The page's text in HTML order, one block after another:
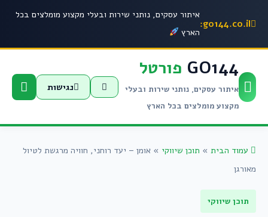
go144.co.il:
איתור עסקים, נותני שירות ובעלי מקצוע מומלצים בכל
הארץ
GO144 פורטל
איתור עסקים, נותני שירות ובעלי
מקצוע מומלצים בכל הארץ
נגישות
עמוד הבית » תוכן שיווקי » אומן – יעד רוחני, חוויה מרגשת לטיול
מאורגן
תוכן שיווקי